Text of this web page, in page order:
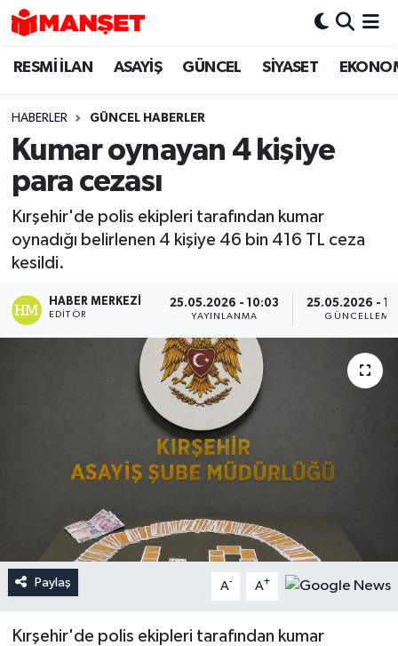
RESMİ İLAN ASAYİŞ GÜNCEL SİYASET
HABERLER GÜNCEL HABERLER
Kumar oynayan 4 kişiye
para cezası
Kırşehir'de polis ekipleri tarafından kumar
oynadığı belirlenen 4 kişiye 46 bin 416 TL ceza
kesildi.
HABER MERKEZI
EDITÖR
25.05.2026 - 10:03
YAYINLANMA
25.05.2026 -
GÜNCELLEME
Paylaş A- A+
Kırşehir'de polis ekipleri tarafından kumar
Hava Durumu
Trafik Durumu
Süper Lig Puan Durumu ve Fikstür
Son Dakika Haberleri
Haber Arşivi